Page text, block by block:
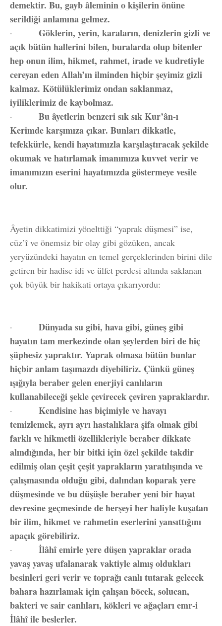
demektir. Bu, gayb âleminin o kişilerin önüne
serildiği anlamına gelmez.
·
Göklerin, yerin, karaların, denizlerin gizli ve
açık bütün hallerini bilen, buralarda olup bitenler
hep onun ilim, hikmet, rahmet, irade ve kudretiyle
cereyan eden Allah’ın ilminden hiçbir şeyimiz gizli
kalmaz. Kötülüklerimiz ondan saklanmaz,
iyiliklerimiz de kaybolmaz.
·
Bu âyetlerin benzeri sık sık Kur’ân-ı
Kerimde karşımıza çıkar. Bunları dikkatle,
tefekkürle, kendi hayatımızla karşılaştıracak şekilde
okumak ve hatırlamak imanımıza kuvvet verir ve
imanımızın eserini hayatımızda göstermeye vesile
olur.
Âyetin dikkatimizi yönelttiği “yaprak düşmesi” ise,
cüz’î ve önemsiz bir olay gibi gözüken, ancak
yeryüzündeki hayatın en temel gerçeklerinden birini dile
getiren bir hadise idi ve ülfet perdesi altında saklanan
çok büyük bir hakikati ortaya çıkarıyordu:
·
Dünyada su gibi, hava gibi, güneş gibi
hayatın tam merkezinde olan şeylerden biri de hiç
şüphesiz yapraktır. Yaprak olmasa bütün bunlar
hiçbir anlam taşımazdı diyebiliriz. Çünkü güneş
ışığıyla beraber gelen enerjiyi canlıların
kullanabileceği şekle çevirecek çeviren yapraklardır.
·
Kendisine has biçimiyle ve havayı
temizlemek, ayrı ayrı hastalıklara şifa olmak gibi
farklı ve hikmetli özellikleriyle beraber dikkate
alındığında, her bir bitki için özel şekilde takdir
edilmiş olan çeşit çeşit yaprakların yaratılışında ve
çalışmasında olduğu gibi, dalından koparak yere
düşmesinde ve bu düşüşle beraber yeni bir hayat
devresine geçmesinde de herşeyi her haliyle kuşatan
bir ilim, hikmet ve rahmetin eserlerini yansıttığını
apaçık görebiliriz.
·
İlâhî emirle yere düşen yapraklar orada
yavaş yavaş ufalanarak vaktiyle almış oldukları
besinleri geri verir ve toprağı canlı tutarak gelecek
bahara hazırlamak için çalışan böcek, solucan,
bakteri ve sair canlıları, kökleri ve ağaçları emr-i
İlâhî ile beslerler.